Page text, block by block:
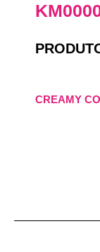
CREAMY